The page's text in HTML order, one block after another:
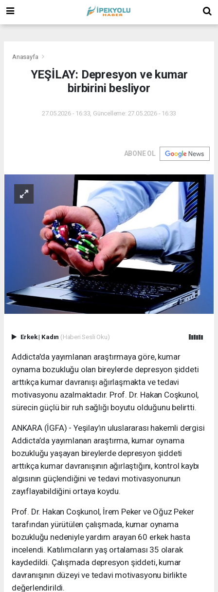
Anasayfa
YEŞİLAY: Depresyon ve kumar
birbirini besliyor
27.05.2026 - 16:33, Güncelleme: 27.05.2026 - 16:33
ABONE OL
Erkek| Kadın (Haberi Sesli Oku)
Addicta'da yayımlanan araştırmaya göre, kumar
oynama bozukluğu olan bireylerde depresyon şiddeti
arttıkça kumar davranışı ağırlaşmakta ve tedavi
motivasyonu azalmaktadır. Prof. Dr. Hakan Coşkunol,
sürecin güçlü bir ruh sağlığı boyutu olduğunu belirtti.
ANKARA (İGFA) - Yeşilay’ın uluslararası hakemli dergisi
Addicta’da yayımlanan araştırma, kumar oynama
bozukluğu yaşayan bireylerde depresyon şiddeti
arttıkça kumar davranışının ağırlaştığını, kontrol kaybı
algısının güçlendiğini ve tedavi motivasyonunun
zayıflayabildiğini ortaya koydu.
Prof. Dr. Hakan Coşkunol, İrem Peker ve Oğuz Peker
tarafından yürütülen çalışmada, kumar oynama
bozukluğu nedeniyle yardım arayan 60 erkek hasta
incelendi. Katılımcıların yaş ortalaması 35 olarak
kaydedildi. Çalışmada depresyon şiddeti, kumar
davranışının düzeyi ve tedavi motivasyonu birlikte
değerlendirildi.